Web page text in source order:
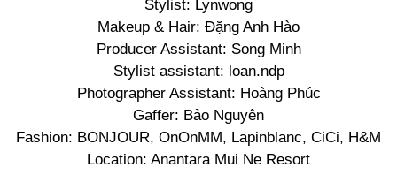
Stylist: Lynwong
Makeup & Hair: Đặng Anh Hào
Producer Assistant: Song Minh
Stylist assistant: loan.ndp
Photographer Assistant: Hoàng Phúc
Gaffer: Bảo Nguyên
Fashion: BONJOUR, OnOnMM, Lapinblanc, CiCi, H&M
Location: Anantara Mui Ne Resort